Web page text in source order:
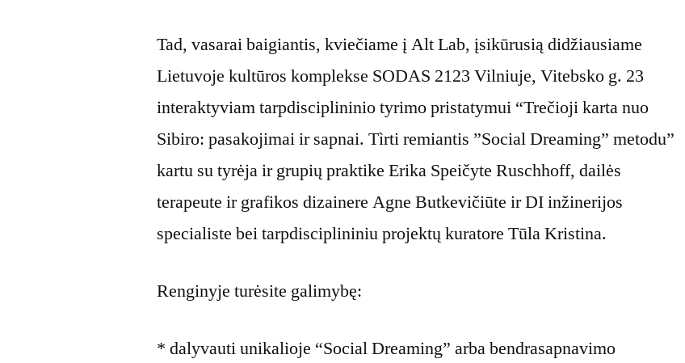
Tad, vasarai baigiantis, kviečiame į Alt Lab, įsikūrusią didžiausiame
Lietuvoje kultūros komplekse SODAS 2123 Vilniuje, Vitebsko g. 23
interaktyviam tarpdisciplininio tyrimo pristatymui “Trečioji karta nuo
Sibiro: pasakojimai ir sapnai. Tìrti remiantis ”Social Dreaming” metodu”
kartu su tyrėja ir grupių praktike Erika Speičyte Ruschhoff, dailės
terapeute ir grafikos dizainere Agne Butkevičiūte ir DI inžinerijos
specialiste bei tarpdisciplininiu projektų kuratore Tūla Kristina.
Renginyje turėsite galimybę:
* dalyvauti unikalioje “Social Dreaming” arba bendrasapnavimo